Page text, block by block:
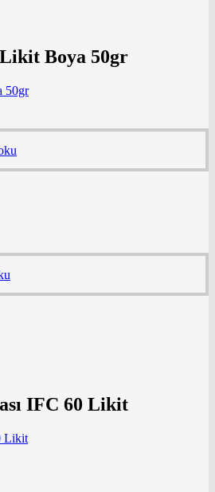
Likit Boya 50gr
50gr
IFC 60 Likit
Likit